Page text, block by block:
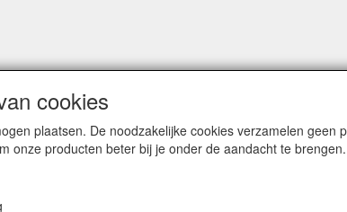
(belgië)
cookies
plaatsen. De noodzakelijke cookies verzamelen
onze producten beter bij je onder de aandacht te